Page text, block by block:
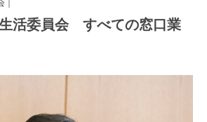
活委員会 すべての窓口業